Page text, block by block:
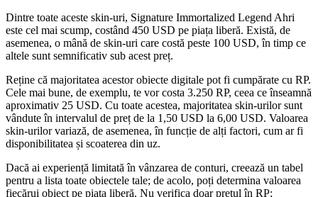
Dintre toate aceste skin-uri, Signature Immortalized Legend Ahri
este cel mai scump, costând 450 USD pe piața liberă. Există, de
asemenea, o mână de skin-uri care costă peste 100 USD, în timp ce
altele sunt semnificativ sub acest preț.
Reține că majoritatea acestor obiecte digitale pot fi cumpărate cu RP.
Cele mai bune, de exemplu, te vor costa 3.250 RP, ceea ce înseamnă
aproximativ 25 USD. Cu toate acestea, majoritatea skin-urilor sunt
vândute în intervalul de preț de la 1,50 USD la 6,00 USD. Valoarea
skin-urilor variază, de asemenea, în funcție de alți factori, cum ar fi
disponibilitatea și scoaterea din uz.
Dacă ai experiență limitată în vânzarea de conturi, creează un tabel
pentru a lista toate obiectele tale; de acolo, poți determina valoarea
fiecărui obiect pe piața liberă. Nu verifica doar prețul în RP;